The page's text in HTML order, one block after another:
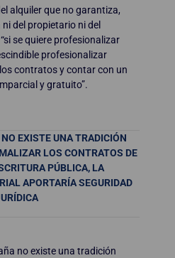
alquiler que no garantiza,
del propietario ni del
se quiere profesionalizar
profesionalizar
contratos y contar con un
y gratuito”.
EXISTE UNA TRADICIÓN
LOS CONTRATOS DE
PÚBLICA, LA
APORTARÍA SEGURIDAD
no existe una tradición